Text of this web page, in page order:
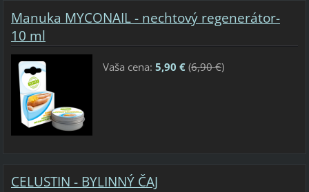
Manuka MYCONAIL - nechtový regenerátor-
10 ml
Vaša cena: 5,90 €(6,90 €)
CELUSTIN - BYLINNÝ ČAJ